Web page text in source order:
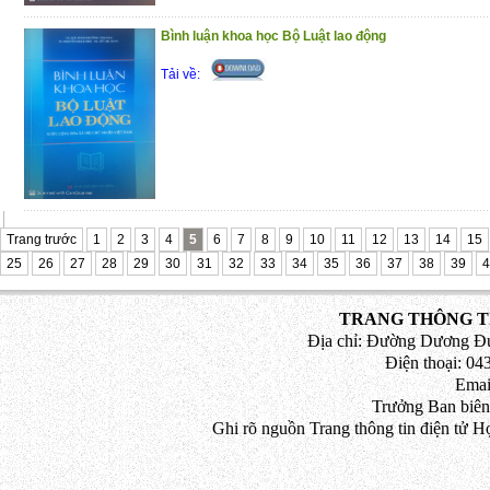
Bình luận khoa học Bộ Luật lao động
Tải về:
Trang trước 1 2 3 4 5 6 7 8 9 10 11 12 13 14
15
25
26 27 28 29 30 31 32 33 34 35 36 37 38 39
TRANG THÔNG
Địa chỉ: Đường Dương
Điện thoại:
Trưởng Ban
Ghi rõ nguồn Trang thông tin điện tử